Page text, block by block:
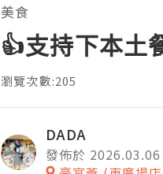
美食
👍支持下本土
瀏覽次數:205
DADA
發佈於 2026.03.06